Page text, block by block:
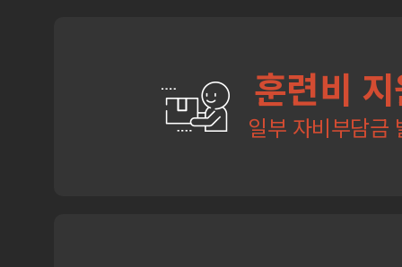
훈련비
일부 자비부담금